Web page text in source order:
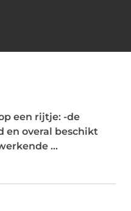
een rijtje: -de
en overal beschikt
...